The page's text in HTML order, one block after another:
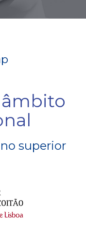
âmbito
superior